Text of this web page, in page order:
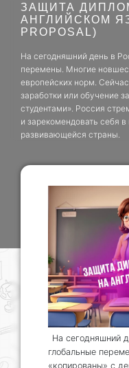
ЗАЩИТА
АНГЛИЙСКОМ
PROPOSAL)
На сегодняшний день в
перемены. Многие
европейских норм.
заработки или обучение
студентами». Россия
и зарекомендовать себя
развивающейся страны.
На сегодняшний
глобальные
«копированы» с